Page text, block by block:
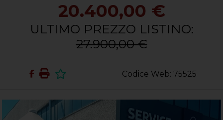
Codice Web: 75525
20.400,00 €
ULTIMO PREZZO LISTINO:
27.900,00 €